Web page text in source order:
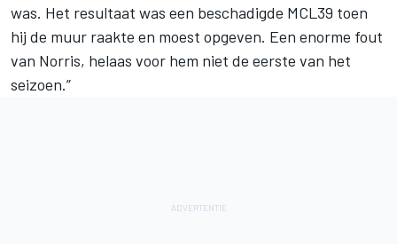
was. Het resultaat was een beschadigde MCL39 toen
hij de muur raakte en moest opgeven. Een enorme fout
van Norris, helaas voor hem niet de eerste van het
seizoen.”